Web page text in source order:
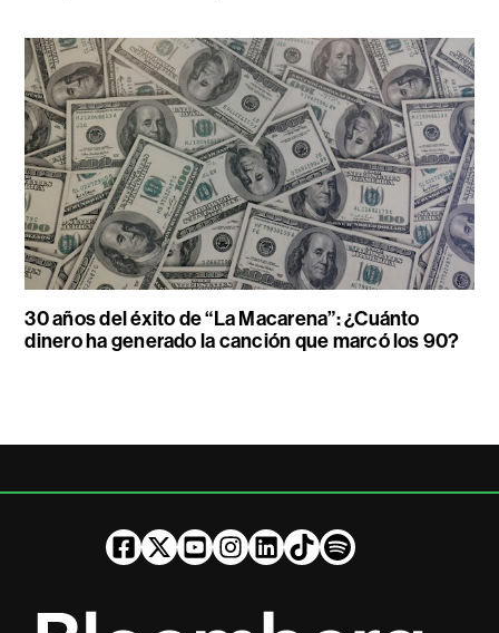
30 años del éxito de “La Macarena”: ¿Cuánto
dinero ha generado la canción que marcó los 90?